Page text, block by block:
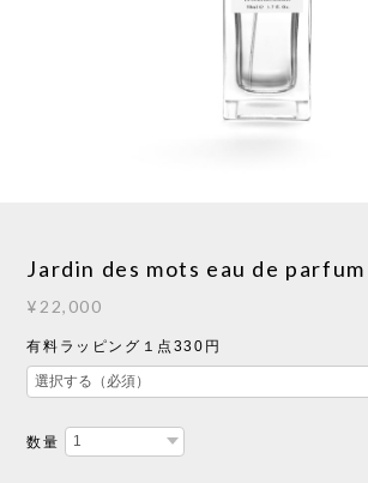
Jardin des mots eau de parfum
¥22,000
有料ラッピング１点330円
数量